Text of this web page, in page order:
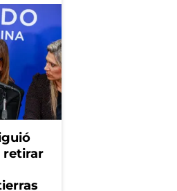
retirar